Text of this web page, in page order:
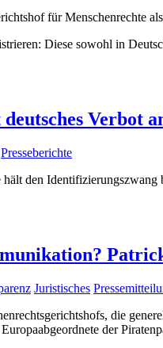
für Menschenrechte
Diese sowohl in
Verbot
Presseberichte
den
Juristisches
die
der